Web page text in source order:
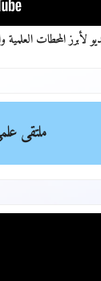
لأبرز المحطات العلمية
ملتقى